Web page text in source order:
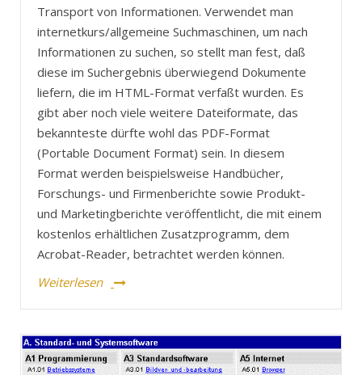
Transport von Informationen. Verwendet man
internetkurs/allgemeine Suchmaschinen, um nach
Informationen zu suchen, so stellt man fest, daß
diese im Suchergebnis überwiegend Dokumente
liefern, die im HTML-Format verfaßt wurden. Es
gibt aber noch viele weitere Dateiformate, das
bekannteste dürfte wohl das PDF-Format
(Portable Document Format) sein. In diesem
Format werden beispielsweise Handbücher,
Forschungs- und Firmenberichte sowie Produkt-
und Marketingberichte veröffentlicht, die mit einem
kostenlos erhältlichen Zusatzprogramm, dem
Acrobat-Reader, betrachtet werden können.
Weiterlesen